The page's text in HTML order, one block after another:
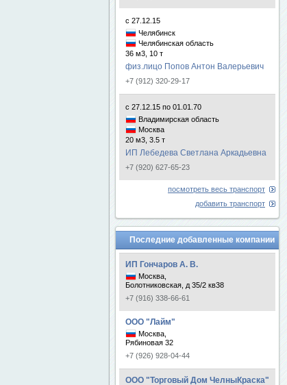
с 27.12.15
Челябинск
Челябинская область
36 м3, 10 т
физ.лицо Попов Антон Валерьевич
+7 (912) 320-29-17
с 27.12.15 по 01.01.70
Владимирская область
Москва
20 м3, 3.5 т
ИП Лебедева Светлана Аркадьевна
+7 (920) 627-65-23
посмотреть весь транспорт
добавить транспорт
Последние добавленные компании
ИП Гончаров А. В.
Москва,
Болотниковская, д 35/2 кв38
+7 (916) 338-66-61
ООО "Лайм"
Москва,
Рябиновая 32
+7 (926) 928-04-44
ООО "Торговый Дом ЧелныКраска"